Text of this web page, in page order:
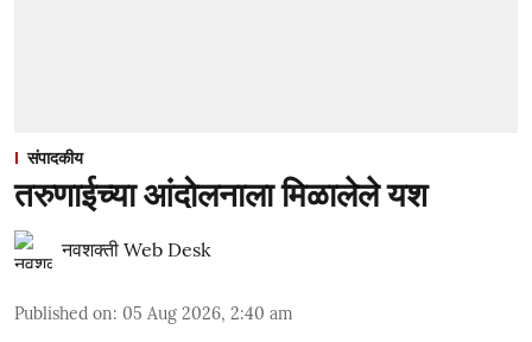
संपादकीय
तरुणाईच्या आंदोलनाला मिळालेले यश
नवशक्ती Web Desk
Published on: 05 Aug 2026, 2:40 am